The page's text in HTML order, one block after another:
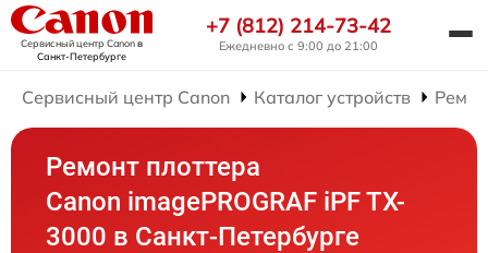
Сервисный центр Canonв
Санкт-Петербурге
+7 (812) 214-73-42
Ежедневно с 9:00 до 21:00
Сервисный центр Canon Каталог устройств
Ремонт плоттера
Canon imagePROGRAF iPF TX-
3000 в Санкт-Петербурге